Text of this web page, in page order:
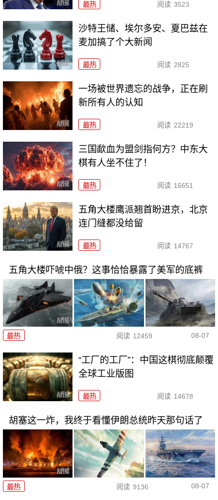
最热 阅读 3523
沙特王储、埃尔多安、夏巴兹在
麦加搞了个大新闻
最热 阅读 2825
一场被世界遗忘的战争，正在刷
新所有人的认知
最热 阅读 22219
三国歃血为盟剑指何方？中东大
棋有人坐不住了！
最热 阅读 16651
五角大楼鹰派翘首盼进京，北京
连门缝都没给留
最热 阅读 14767
五角大楼吓唬中俄？这事恰恰暴露了美军的底裤
最热 阅读 12459 08-07
“工厂的工厂”：中国这棋彻底颠覆
全球工业版图
最热 阅读 14678
胡塞这一炸，我终于看懂伊朗总统昨天那句话了
最热 阅读 9136 08-07